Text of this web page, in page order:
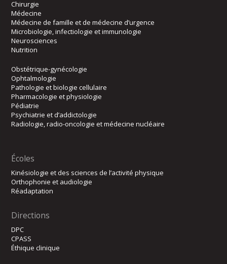
Chirurgie
Médecine
Médecine de famille et de médecine d’urgence
Microbiologie, infectiologie et immunologie
Neurosciences
Nutrition
Obstétrique-gynécologie
Ophtalmologie
Pathologie et biologie cellulaire
Pharmacologie et physiologie
Pédiatrie
Psychiatrie et d’addictologie
Radiologie, radio-oncologie et médecine nucléaire
Écoles
Kinésiologie et des sciences de l’activité physique
Orthophonie et audiologie
Réadaptation
Directions
DPC
CPASS
Éthique clinique